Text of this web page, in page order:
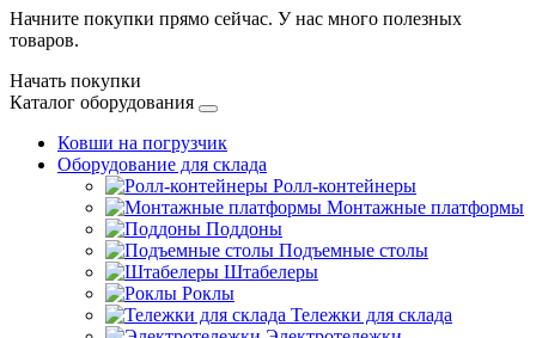
Начните покупки прямо сейчас. У нас много полезных
товаров.
Начать покупки
Каталог оборудования
Ковши на погрузчик
Оборудование для склада
Ролл-контейнеры
Монтажные платформы
Поддоны
Подъемные столы
Штабелеры
Роклы
Тележки для склада